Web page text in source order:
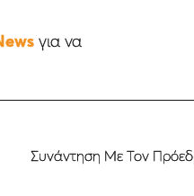
για να
Συνάντηση Με Τον